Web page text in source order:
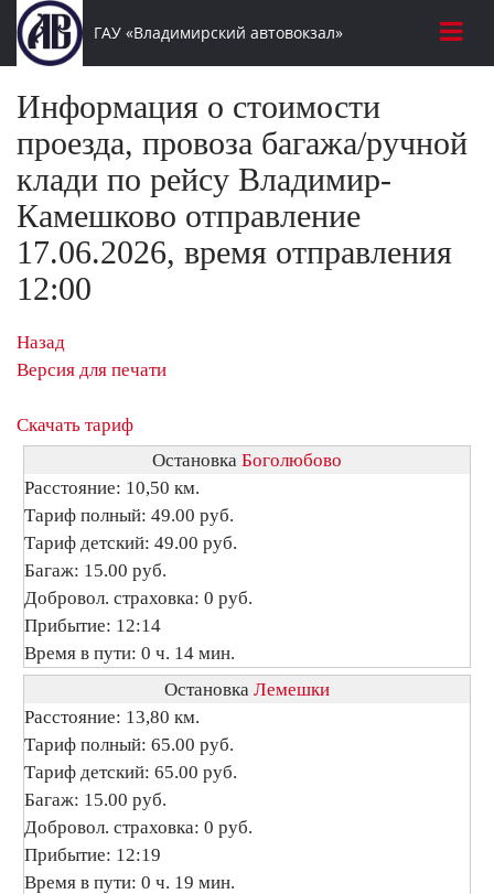
ГАУ «Владимирский автовокзал»
Информация о стоимости
проезда, провоза багажа/ручной
клади по рейсу Владимир-
Камешково отправление
17.06.2026, время отправления
12:00
Назад
Версия для печати
Скачать тариф
Остановка Боголюбово
Расстояние: 10,50 км.
Тариф полный: 49.00 руб.
Тариф детский: 49.00 руб.
Багаж: 15.00 руб.
Добровол. страховка: 0 руб.
Прибытие: 12:14
Время в пути: 0 ч. 14 мин.
Остановка Лемешки
Расстояние: 13,80 км.
Тариф полный: 65.00 руб.
Тариф детский: 65.00 руб.
Багаж: 15.00 руб.
Добровол. страховка: 0 руб.
Прибытие: 12:19
Время в пути: 0 ч. 19 мин.